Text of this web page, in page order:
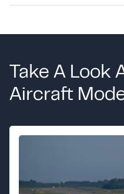
Take A Look
Aircraft